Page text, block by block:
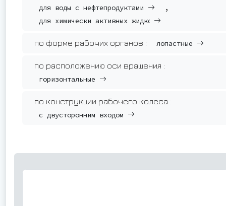
для воды с нефтепродуктами ,
для химически активных жидкостей
по форме рабочих органов : лопастные
по расположению оси вращения :
горизонтальные
по конструкции рабочего колеса :
с двусторонним входом